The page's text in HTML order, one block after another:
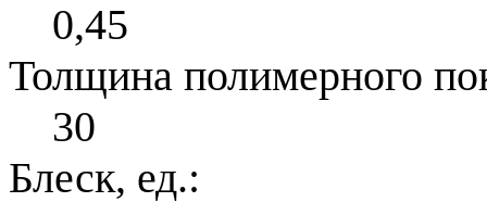
0,45
Толщина полимерного
30
Блеск, ед.: